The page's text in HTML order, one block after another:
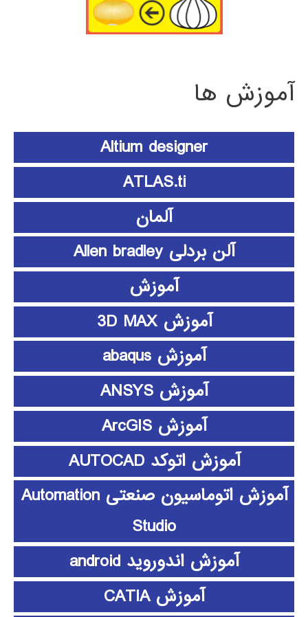
آموزش ها
Altium designer
ATLAS.ti
آلمان
آلن بردلی Allen bradley
آموزش
آموزش 3D MAX
آموزش abaqus
آموزش ANSYS
آموزش ArcGIS
آموزش اتوکد AUTOCAD
آموزش اتوماسیون صنعتی Automation
Studio
آموزش اندوروید android
آموزش CATIA